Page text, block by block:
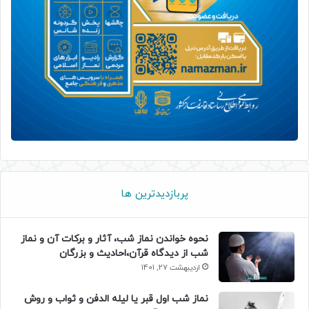
پربازدیدترین ها
نحوه خواندن نماز شب، آثار و برکات آن و نماز
شب از دیدگاه قرآن،احادیث و بزرگان
اردیبهشت 27, 1401
نماز شب اول قبر یا لیله الدفن و ثواب و روش